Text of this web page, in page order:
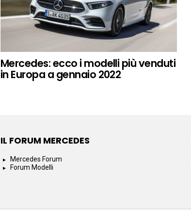
Mercedes: ecco i modelli più venduti
in Europa a gennaio 2022
IL FORUM MERCEDES
Mercedes Forum
Forum Modelli